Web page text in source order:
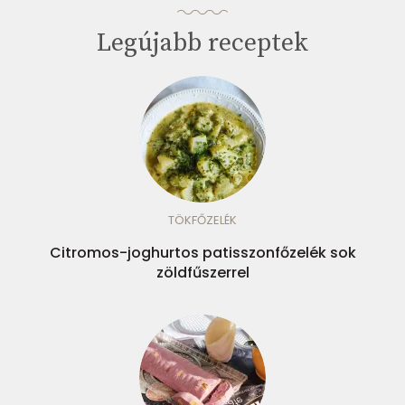
Legújabb receptek
TÖKFŐZELÉK
Citromos-joghurtos patisszonfőzelék sok
zöldfűszerrel